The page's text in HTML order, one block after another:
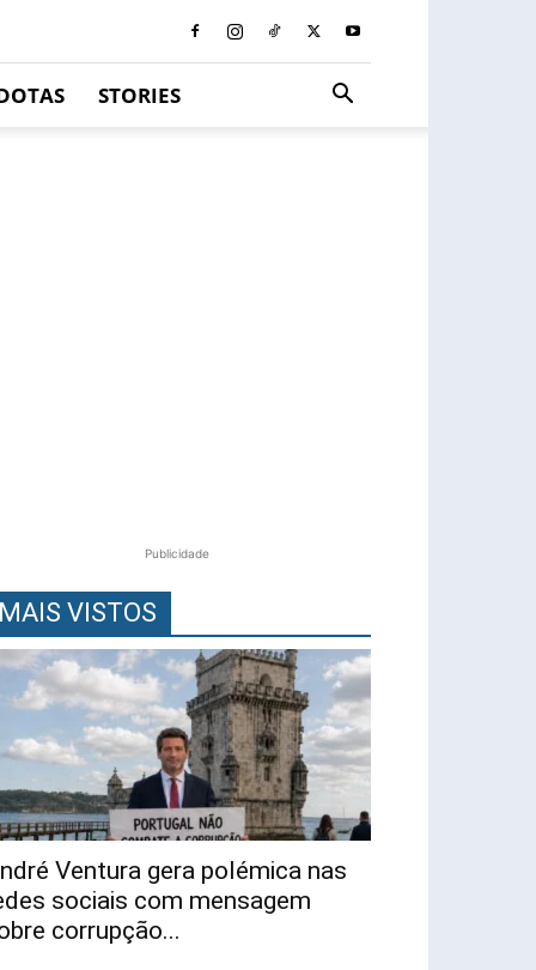
STORIES
Publicidade
MAIS VISTOS
Ventura gera polémica nas
sociais com mensagem
corrupção...